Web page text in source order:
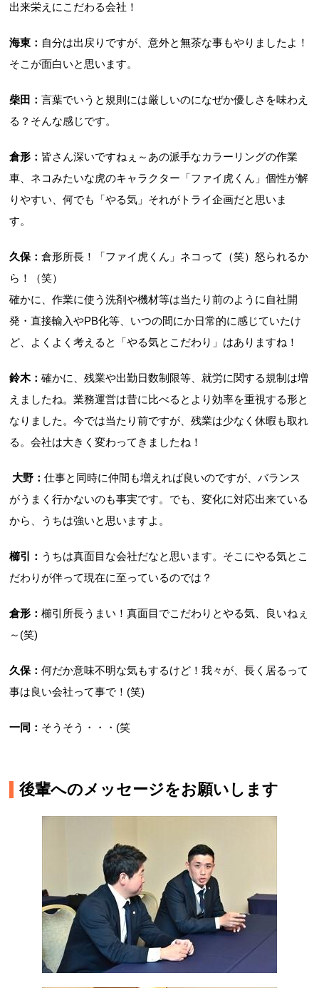
出来栄えにこだわる会社！
海東： 自分は出戻りですが、意外と無茶な事もやりましたよ！
そこが面白いと思います。
柴田：言葉でいうと規則には厳しいのになぜか優しさを味わえ
る？そんな感じです。
倉形： 皆さん深いですねぇ～あの派手なカラーリングの作業
車、ネコみたいな虎のキャラクター「ファイ虎くん」個性が解
りやすい、何でも「やる気」それがトライ企画だと思いま
す。
久保：倉形所長！「ファイ虎くん」ネコって（笑）怒られるか
ら！（笑）
確かに、作業に使う洗剤や機材等は当たり前のように自社開
発・直接輸入やPB化等、いつの間にか日常的に感じていたけ
ど、よくよく考えると「やる気とこだわり」はありますね！
鈴木：確かに、残業や出勤日数制限等、就労に関する規制は増
えましたね。業務運営は昔に比べるとより効率を重視する形と
なりました。今では当たり前ですが、残業は少なく休暇も取れ
る。会社は大きく変わってきましたね！
大野：仕事と同時に仲間も増えれば良いのですが、バランス
がうまく行かないのも事実です。でも、変化に対応出来ている
から、うちは強いと思いますよ。
櫛引： うちは真面目な会社だなと思います。そこにやる気とこ
だわりが伴って現在に至っているのでは？
倉形：櫛引所長うまい！真面目でこだわりとやる気、良いねぇ
～(笑)
久保：何だか意味不明な気もするけど！我々が、長く居るって
事は良い会社って事で！(笑)
一同： そうそう・・・(笑
後輩へのメッセージをお願いします